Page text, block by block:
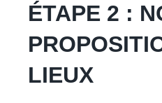
ÉTAPE 2 :
LIEUX